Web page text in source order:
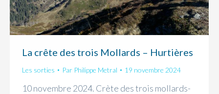
La crête des trois Mollards – Hurtières
Les sorties Par Philippe Metral 19 novembre 2024
10 novembre 2024. Crète des trois mollards-